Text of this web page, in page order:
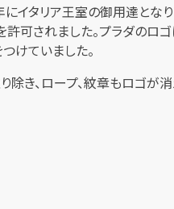
イタリア王室の御用達とな
可されました。プラダのロ
けていました。
き、ロープ、紋章もロゴ